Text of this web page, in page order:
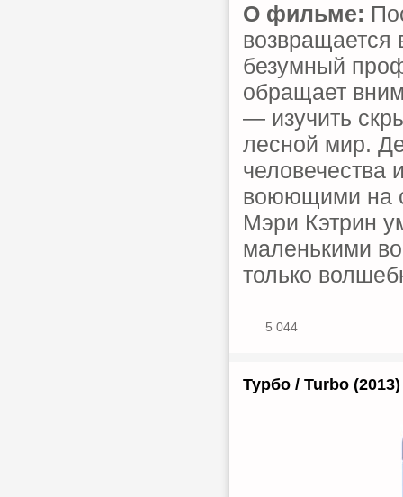
О фильме:
возвращается
безумный
обращает
— изучить
лесной мир.
человечества
воюющими на
Мэри Кэтрин
маленькими
только
5 044
Турбо / Turbo (2013)